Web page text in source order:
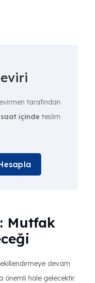
tarafından
saat içinde teslim
Mutfak
devam
önemli hale gelecektir.